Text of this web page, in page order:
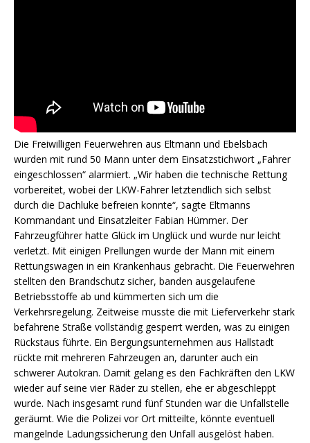
Die Freiwilligen Feuerwehren aus Eltmann und Ebelsbach
wurden mit rund 50 Mann unter dem Einsatzstichwort „Fahrer
eingeschlossen“ alarmiert. „Wir haben die technische Rettung
vorbereitet, wobei der LKW-Fahrer letztendlich sich selbst
durch die Dachluke befreien konnte“, sagte Eltmanns
Kommandant und Einsatzleiter Fabian Hümmer. Der
Fahrzeugführer hatte Glück im Unglück und wurde nur leicht
verletzt. Mit einigen Prellungen wurde der Mann mit einem
Rettungswagen in ein Krankenhaus gebracht. Die Feuerwehren
stellten den Brandschutz sicher, banden ausgelaufene
Betriebsstoffe ab und kümmerten sich um die
Verkehrsregelung. Zeitweise musste die mit Lieferverkehr stark
befahrene Straße vollständig gesperrt werden, was zu einigen
Rückstaus führte. Ein Bergungsunternehmen aus Hallstadt
rückte mit mehreren Fahrzeugen an, darunter auch ein
schwerer Autokran. Damit gelang es den Fachkräften den LKW
wieder auf seine vier Räder zu stellen, ehe er abgeschleppt
wurde. Nach insgesamt rund fünf Stunden war die Unfallstelle
geräumt. Wie die Polizei vor Ort mitteilte, könnte eventuell
mangelnde Ladungssicherung den Unfall ausgelöst haben.